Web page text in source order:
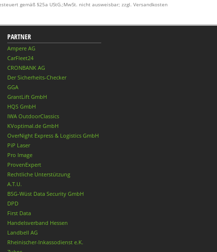
gemäß §25a UStG.;MwSt. nicht ausweisbar; zzgl. Versandkosten
PARTNER
Ampere AG
CarFleet24
CRONBANK AG
Der Sicherheits-Checker
GGA
GrantLift GmbH
HQS GmbH
IWA OutdoorClassics
KVoptimal.de GmbH
OverNight Express & Logistics GmbH
PiP Laser
Pro Image
ProvenExpert
Rechtliche Unterstützung
A.T.U.
BSG-Wüst Data Security GmbH
DPD
First Data
Handelsverband Hessen
Landbell AG
Rheinischer-Inkassodienst e.K.